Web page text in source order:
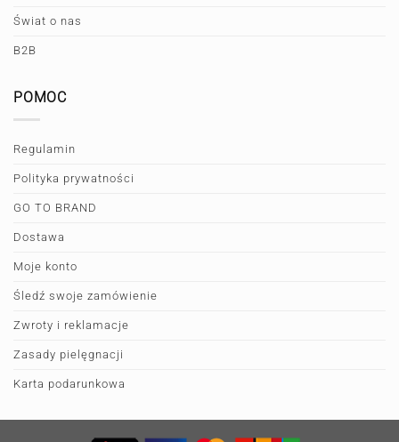
Świat o nas
B2B
POMOC
Regulamin
Polityka prywatności
GO TO BRAND
Dostawa
Moje konto
Śledź swoje zamówienie
Zwroty i reklamacje
Zasady pielęgnacji
Karta podarunkowa